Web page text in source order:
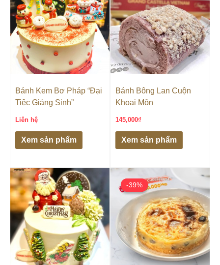
Bánh Kem Bơ Pháp “Đại
Tiệc Giáng Sinh”
Liên hệ
Xem sản phẩm
Bánh Bông Lan Cuộn
Khoai Môn
145,000₫
Xem sản phẩm
-39%
-39%
gốc
là:
160,000₫.
hiện
tại
98,000₫.